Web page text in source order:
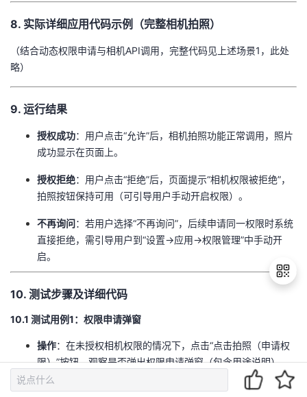
​8. 实际详细应用代码示例（完整相机拍照）​
（结合动态权限申请与相机API调用，完整代码见上述场景1，此处
略）
​9. 运行结果​
​授权成功​​：用户点击“允许”后，相机拍照功能正常调用，照片
成功显示在页面上。
​授权拒绝​​：用户点击“拒绝”后，页面提示“相机权限被拒绝”，
拍照按钮保持可用（可引导用户手动开启权限）。
​不再询问​​：若用户选择“不再询问”，后续申请同一权限时系统
直接拒绝，需引导用户到“设置→应用→权限管理”中手动开
启。
​10. 测试步骤及详细代码​
​10.1 测试用例1：权限申请弹窗​
​操作​​：在未授权相机权限的情况下，点击“点击拍照（申请权
限）”按钮，观察是否弹出权限申请弹窗（包含用途说明）。
​验证点​​：弹窗内容是否清晰（如“用于拍摄照片功能”），用户